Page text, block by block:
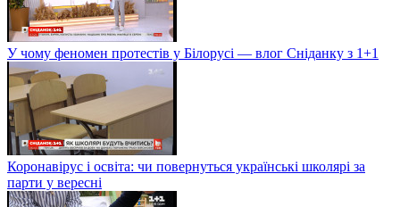
У чому феномен протестів у Білорусі — влог Сніданку з 1+1
Коронавірус і освіта: чи повернуться українські школярі за
парти у вересні